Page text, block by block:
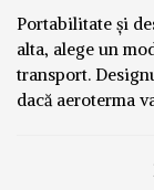
Portabilitate și
alta, alege un
transport.
dacă aeroterma